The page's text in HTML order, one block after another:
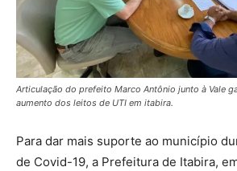
Articulação do prefeito Marco Antônio junto à Vale
aumento dos leitos de UTI em itabira.
Para dar mais suporte ao município
de Covid-19, a Prefeitura de Itabira,